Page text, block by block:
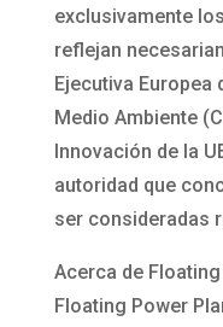
exclusivamente
reflejan
Ejecutiva
Medio Ambiente
Innovación de la
autoridad que
ser consideradas
Acerca de
Floating Power